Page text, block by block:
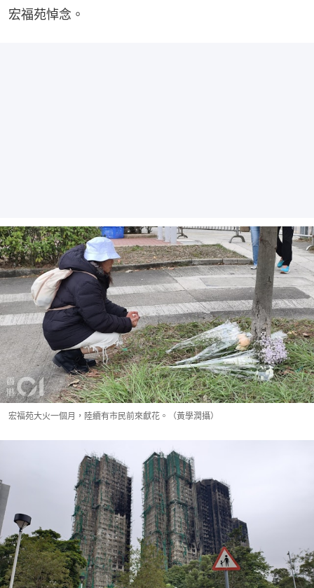
宏福苑悼念。
宏福苑大火一個月，陸續有市民前來獻花。（黃學潤攝）